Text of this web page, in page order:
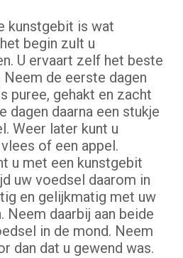
kunstgebit is wat
begin zult u
U ervaart zelf het beste
de eerste dagen
puree, gehakt en zacht
dagen daarna een stukje
Weer later kunt u
of een appel.
u met een kunstgebit
uw voedsel daarom in
en gelijkmatig met uw
Neem daarbij aan beide
in de mond. Neem
dan dat u gewend was.